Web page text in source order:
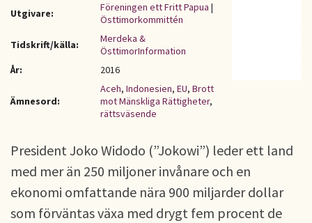
Utgivare:
Föreningen ett Fritt Papua |
Östtimorkommittén
Tidskrift/källa:
Merdeka &
ÖsttimorInformation
År:
2016
Ämnesord:
Aceh, Indonesien, EU, Brott
mot Mänskliga Rättigheter,
rättsväsende
President Joko Widodo (”Jokowi”) leder ett land
med mer än 250 miljoner invånare och en
ekonomi omfattande nära 900 miljarder dollar
som förväntas växa med drygt fem procent de